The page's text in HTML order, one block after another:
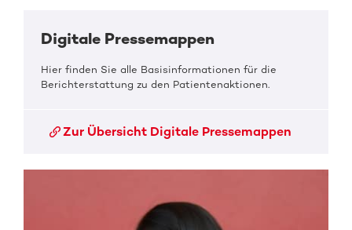
Digitale Pressemappen
Hier finden Sie alle Basisinformationen für die
Berichterstattung zu den Patientenaktionen.
Zur Übersicht Digitale Pressemappen